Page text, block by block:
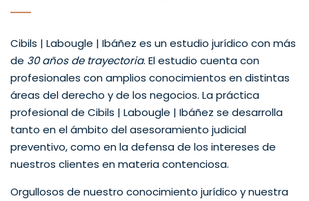
Cibils | Labougle | Ibáñez es un estudio jurídico con más
de 30 años de trayectoria. El estudio cuenta con
profesionales con amplios conocimientos en distintas
áreas del derecho y de los negocios. La práctica
profesional de Cibils | Labougle | Ibáñez se desarrolla
tanto en el ámbito del asesoramiento judicial
preventivo, como en la defensa de los intereses de
nuestros clientes en materia contenciosa.
Orgullosos de nuestro conocimiento jurídico y nuestra